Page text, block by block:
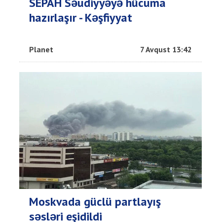
hazırlaşır - Kəşfiyyat
Planet 7 Avqust 13:42
Moskvada güclü partlayış
səsləri eşidildi